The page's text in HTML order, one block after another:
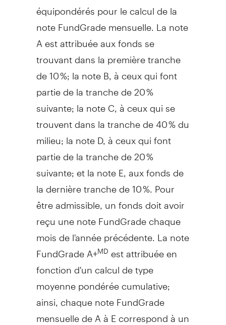
équipondérés pour le calcul de la
note FundGrade mensuelle. La note
A est attribuée aux fonds se
trouvant dans la première tranche
de 10 %; la note B, à ceux qui font
partie de la tranche de 20 %
suivante; la note C, à ceux qui se
trouvent dans la tranche de 40 % du
milieu; la note D, à ceux qui font
partie de la tranche de 20 %
suivante; et la note E, aux fonds de
la dernière tranche de 10 %. Pour
être admissible, un fonds doit avoir
reçu une note FundGrade chaque
mois de l'année précédente. La note
FundGrade A+MD est attribuée en
fonction d'un calcul de type
moyenne pondérée cumulative;
ainsi, chaque note FundGrade
mensuelle de A à E correspond à un